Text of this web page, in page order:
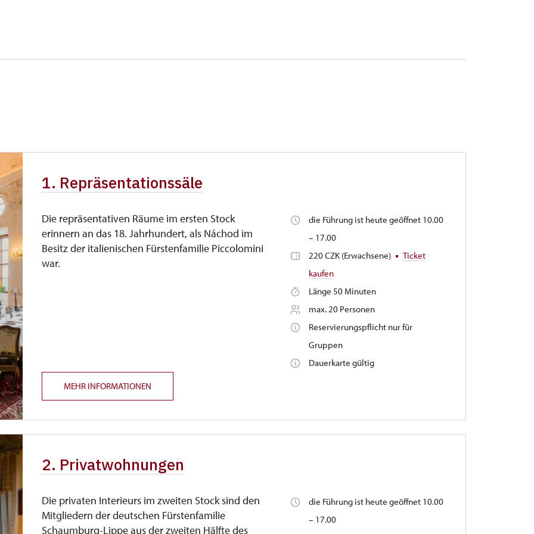
kostenlos
kostenlos
1. Repräsentationssäle
Die repräsentativen Räume im ersten Stock
erinnern an das 18. Jahrhundert, als Náchod im
Besitz der italienischen Fürstenfamilie Piccolomini
war.
die Führung ist heute geöffnet 10.00
– 17.00
220 CZK (Erwachsene)
Ticket
kaufen
Länge 50 Minuten
max. 20 Personen
Reservierungspflicht nur für
Gruppen
Dauerkarte gültig
MEHR INFORMATIONEN
2. Privatwohnungen
Die privaten Interieurs im zweiten Stock sind den
Mitgliedern der deutschen Fürstenfamilie
Schaumburg-Lippe aus der zweiten Hälfte des
die Führung ist heute geöffnet 10.00
– 17.00